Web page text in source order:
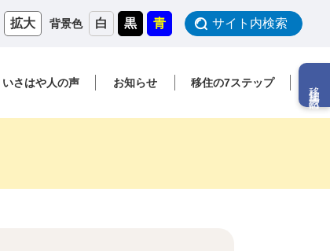
拡大 背景色 白 黒 青 サイト内検索
いさはや人の声 お知らせ 移住の7ステップ 移住相談窓口